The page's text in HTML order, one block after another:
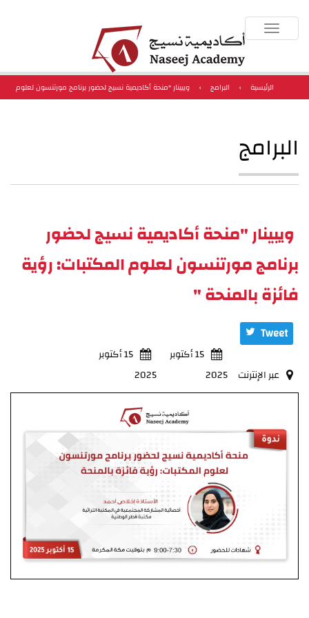
Toggle
navigation
الرئيسية › البرامج ›
ويبينار "منحة أكاديمية نسيج لحضور برنامج مورتنسون لعلوم
البرامج
ويبينار "منحة أكاديمية نسيج لحضور
برنامج مورتنسون لعلوم المكتبات: رؤية
فائزة بالمنحة "
Tweet
عبر الإنترنت
15 أكتوبر
2025
15 أكتوبر
2025